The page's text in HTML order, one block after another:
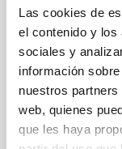
Las cookies de
el contenido y los
sociales y
información
nuestros
web, quienes
que les haya
de alta
infrarrojo
varía entre R
María
Evencio
En